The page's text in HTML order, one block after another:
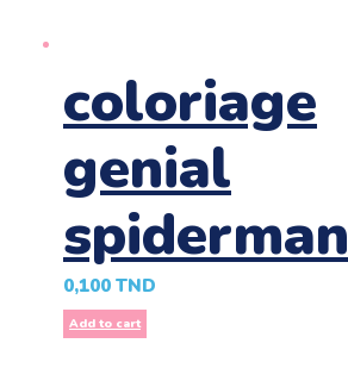
coloriage
genial
spiderman
0,100 TND
Add to cart